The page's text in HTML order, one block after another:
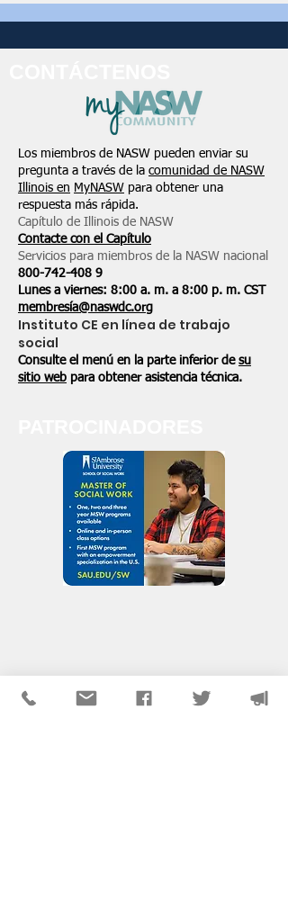
Los miembros de NASW pueden enviar su
pregunta a través de la comunidad de NASW
Illinois en MyNASW para obtener una
respuesta más rápida.
Capítulo de Illinois de NASW
Contacte con el Capítulo
Servicios para miembros de la NASW nacional
800-742-408 9
Lunes a viernes: 8:00 a. m. a 8:00 p. m. CST
membresía@naswdc.org
Instituto CE en línea de trabajo
social
Consulte el menú en la parte inferior de su
sitio web para obtener asistencia técnica.